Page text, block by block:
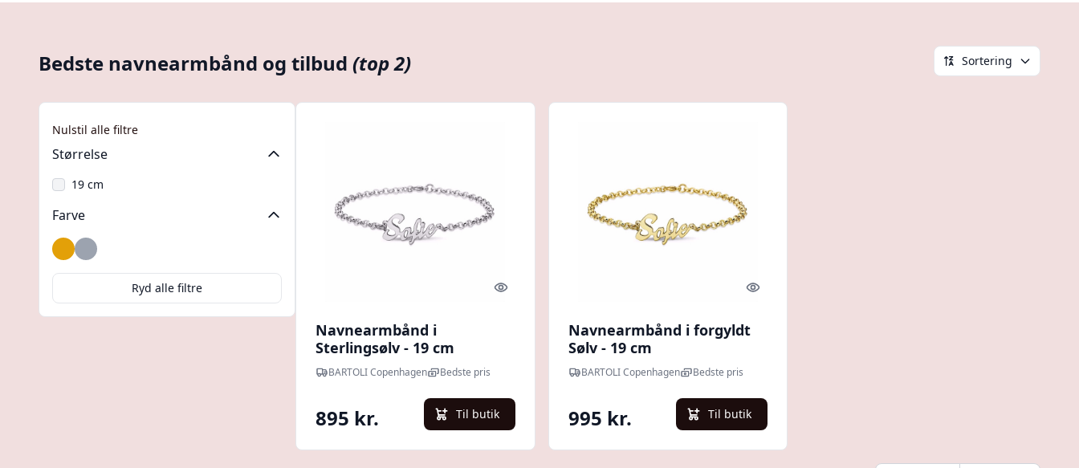
Bedste navnearmbånd og tilbud (top 2) Sortering
Nulstil alle filtre
Størrelse
19 cm
Farve
GuldSølv
Ryd alle filtre Quick look
Navnearmbånd i
Sterlingsølv - 19 cm
BARTOLI Copenhagen Bedste pris
895 kr. Til butik
Quick look
Navnearmbånd i forgyldt
Sølv - 19 cm
BARTOLI Copenhagen Bedste pris
995 kr. Til butik